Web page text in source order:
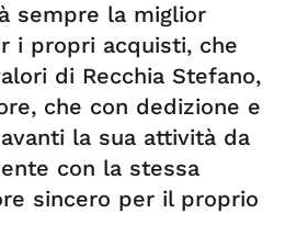
sempre la miglior
i propri acquisti, che
di Recchia Stefano,
che con dedizione e
la sua attività da
con la stessa
sincero per il proprio